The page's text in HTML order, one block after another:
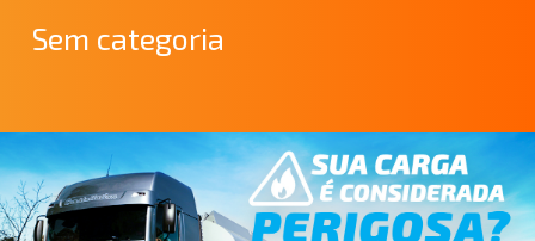
Contato
Sem categoria